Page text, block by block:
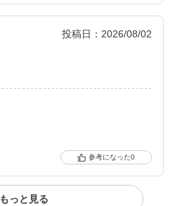
投稿日：2026/08/02
0
もっと見る